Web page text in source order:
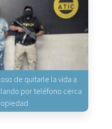
de quitarle la vida a
por teléfono cerca